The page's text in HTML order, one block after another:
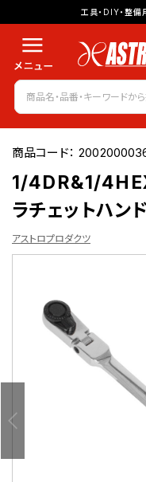
工具・DIY・整
商品コード：
1/4DR&1/
ラチェットハン
アストロプロダクツ